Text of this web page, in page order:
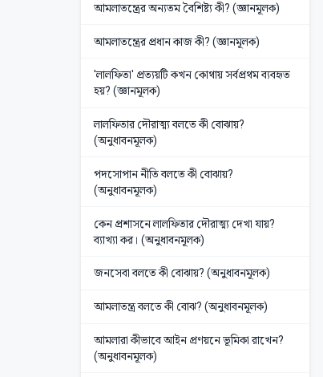
আমলাতন্ত্রের অন্যতম বৈশিষ্ট্য কী? (জ্ঞানমূলক)
আমলাতন্ত্রের প্রধান কাজ কী? (জ্ঞানমূলক)
'লালফিতা' প্রত্যয়টি কখন কোথায় সর্বপ্রথম ব্যবহৃত
হয়? (জ্ঞানমূলক)
লালফিতার দৌরাত্ম্য বলতে কী বোঝায়?
(অনুধাবনমূলক)
পদসোপান নীতি বলতে কী বোঝায়?
(অনুধাবনমূলক)
কেন প্রশাসনে লালফিতার দৌরাত্ম্য দেখা যায়?
ব্যাখ্যা কর। (অনুধাবনমূলক)
জনসেবা বলতে কী বোঝায়? (অনুধাবনমূলক)
আমলাতন্ত্র বলতে কী বোঝ? (অনুধাবনমূলক)
আমলারা কীভাবে আইন প্রণয়নে ভূমিকা রাখেন?
(অনুধাবনমূলক)